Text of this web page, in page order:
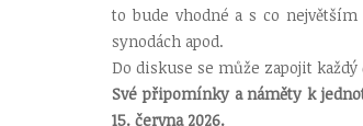
to bude vhodné a s co
synodách apod.
Do diskuse se může zapojit každý
Své připomínky a náměty k
15. června 2026.